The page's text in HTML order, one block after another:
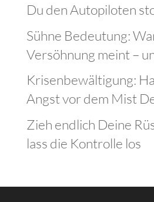
Du den Autopiloten
Sühne Bedeutung:
Versöhnung meint –
Krisenbewältigung:
Angst vor dem Mist
Zieh endlich Deine
lass die Kontrolle los